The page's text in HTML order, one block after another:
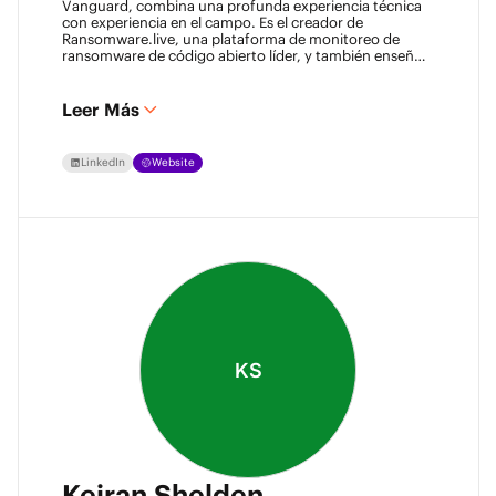
Vanguard, combina una profunda experiencia técnica
con experiencia en el campo. Es el creador de
Ransomware.live, una plataforma de monitoreo de
ransomware de código abierto líder, y también enseña
conocimiento para fortalecer la comunidad de respaldo
y recuperación.
Leer Más
LinkedIn Website
KS